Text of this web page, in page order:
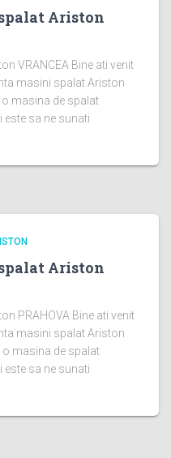
Ariston
VRANCEA Bine ati venit
masini spalat Ariston
o masina de spalat
este sa ne sunati
Ariston
PRAHOVA Bine ati venit
masini spalat Ariston
o masina de spalat
este sa ne sunati